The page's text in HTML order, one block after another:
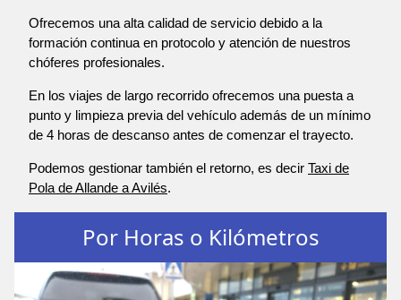
Ofrecemos una alta calidad de servicio debido a la
formación continua en protocolo y atención de nuestros
chóferes profesionales.
En los viajes de largo recorrido ofrecemos una puesta a
punto y limpieza previa del vehículo además de un mínimo
de 4 horas de descanso antes de comenzar el trayecto.
Podemos gestionar también el retorno, es decir Taxi de
Pola de Allande a Avilés.
Por Horas o Kilómetros